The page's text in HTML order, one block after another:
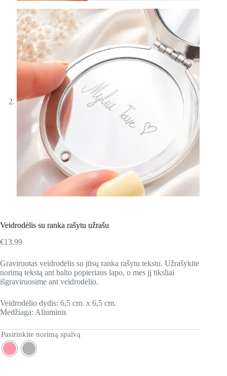
Veidrodėlis su ranka rašytu užrašu
€13.99
Graviruotas veidrodėlis su jūsų ranka rašytu tekstu. Užrašykite
norimą tekstą ant balto popieriaus lapo, o mes jį tiksliai
išgraviruosime ant veidrodėlio.
Veidrodėlio dydis: 6,5 cm. x 6,5 cm.
Medžiaga: Aliuminis
Pasirinkite norimą spalvą